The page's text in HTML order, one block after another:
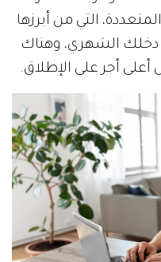
التي من أبرزها
دخلك الشهري، وهناك
أجر على الإطلاق.